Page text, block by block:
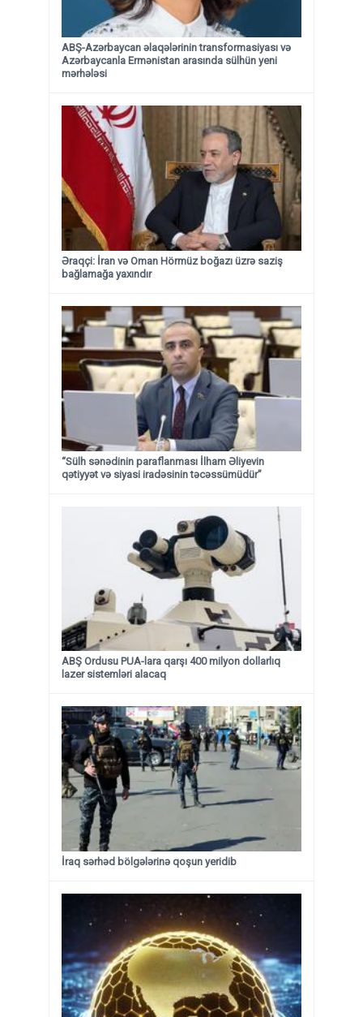
ABŞ-Azərbaycan əlaqələrinin transformasiyası və
Azərbaycanla Ermənistan arasında sülhün yeni
mərhələsi
Əraqçi: İran və Oman Hörmüz boğazı üzrə saziş
bağlamağa yaxındır
“Sülh sənədinin paraflanması İlham Əliyevin
qətiyyət və siyasi iradəsinin təcəssümüdür”
ABŞ Ordusu PUA-lara qarşı 400 milyon dollarlıq
lazer sistemləri alacaq
İraq sərhəd bölgələrinə qoşun yeridib